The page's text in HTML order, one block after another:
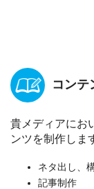
コンテ
貴メディアにお
ンツを制作しま
ネタ出し、
記事制作